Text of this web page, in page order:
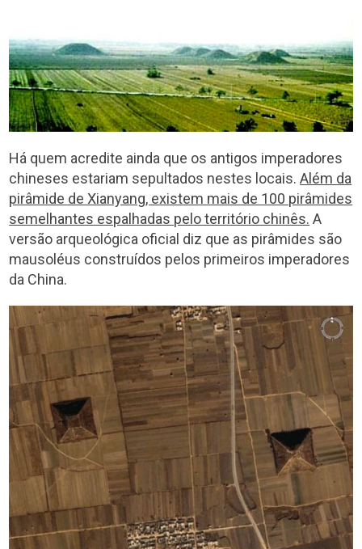
Há quem acredite ainda que os antigos imperadores
chineses estariam sepultados nestes locais.Além da
pirâmide de Xianyang, existem mais de 100 pirâmides
semelhantes espalhadas pelo território chinês. A
versão arqueológica oficial diz que as pirâmides são
mausoléus construídos pelos primeiros imperadores
da China.